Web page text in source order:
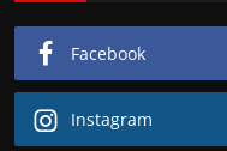
Facebook
Instagram